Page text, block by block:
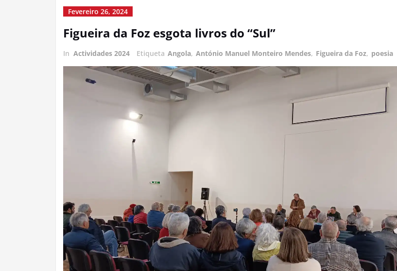
Fevereiro 26, 2024
Figueira da Foz esgota livros do “Sul”
In Actividades 2024 Etiqueta Angola, António Manuel Monteiro Mendes, Figueira da Foz, poesia